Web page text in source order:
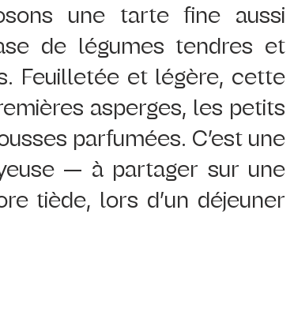
une tarte fine aussi
de légumes tendres et
Feuilletée et légère, cette
asperges, les petits
parfumées. C’est une
— à partager sur une
tiède, lors d’un déjeuner